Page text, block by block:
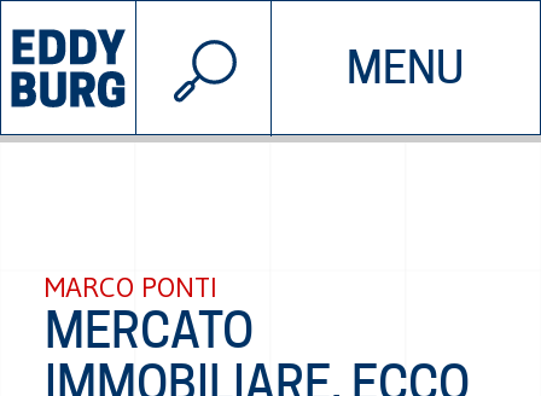
MENU
INIZIATIVE CHI SIAMO
© 2026 EDDYBURG
MARCO PONTI
MERCATO
IMMOBILIARE, ECCO